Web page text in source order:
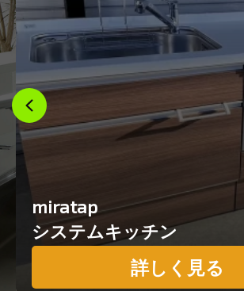
miratap
システムキッチン
詳しく見る